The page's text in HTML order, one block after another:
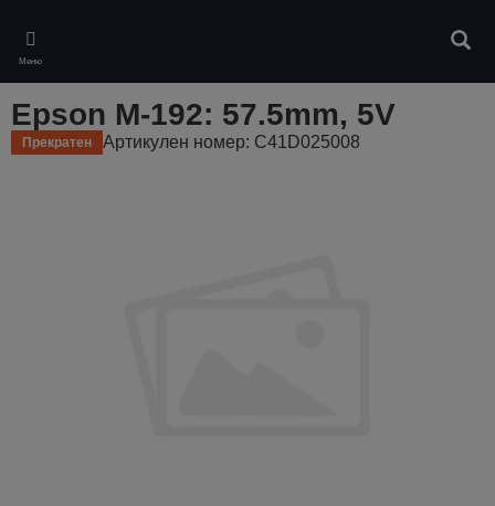
main
content
Меню
Epson M-192: 57.5mm, 5V
Прекратен Артикулен номер: C41D025008